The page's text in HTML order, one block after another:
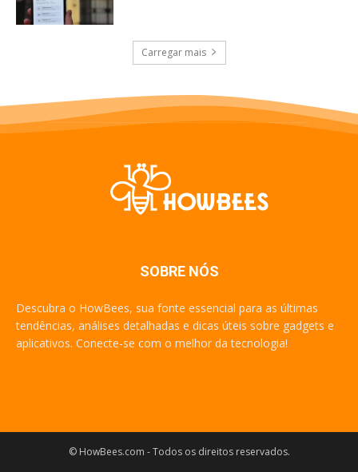
Carregar mais
SOBRE NÓS
Descubra o HowBees, sua fonte essencial para as últimas
tendências, análises detalhadas e dicas úteis sobre gadgets e
aplicativos. Conecte-se com o melhor da tecnologia!
© HowBees.com - Todos os direitos reservados.